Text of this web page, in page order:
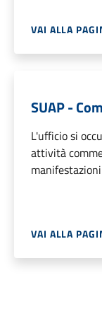
VAI ALLA
SUAP -
L'ufficio si
attività
VAI ALLA